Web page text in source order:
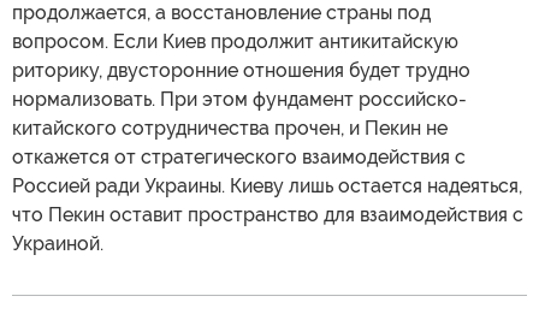
продолжается, а восстановление страны под
вопросом. Если Киев продолжит антикитайскую
риторику, двусторонние отношения будет трудно
нормализовать. При этом фундамент российско-
китайского сотрудничества прочен, и Пекин не
откажется от стратегического взаимодействия с
Россией ради Украины. Киеву лишь остается надеяться,
что Пекин оставит пространство для взаимодействия с
Украиной.